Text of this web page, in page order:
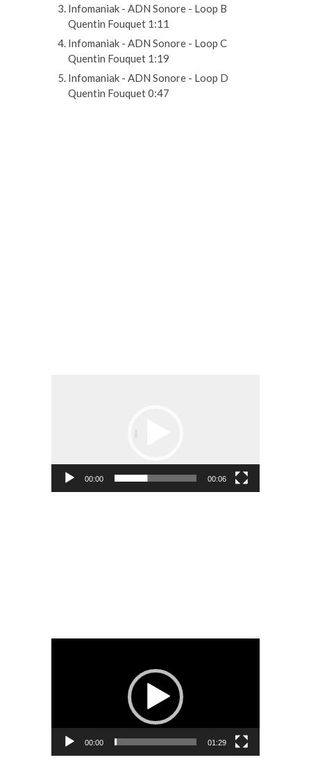
Infomaniak - ADN Sonore - Loop B
Quentin Fouquet 1:11
Infomaniak - ADN Sonore - Loop C
Quentin Fouquet 1:19
Infomaniak - ADN Sonore - Loop D
Quentin Fouquet0:47
00:00 00:06
00:00 01:29